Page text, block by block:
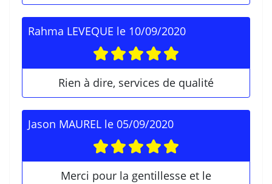
Rahma LEVEQUE le 10/09/2020
Rien à dire, services de qualité
Jason MAUREL le 05/09/2020
Merci pour la gentillesse et le